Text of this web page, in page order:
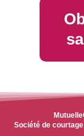
Société de